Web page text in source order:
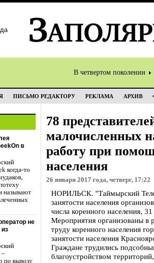
В четвертом поколении
ПИСЬМО РЕДАКТОРУ РЕКЛАМА АРХИВ
в
когда-то
называют
не
–
по вывозу
78
малочисленных
работу при
населения
26 января 2017 года, четверг, 17:22
НОРИЛЬСК. "Таймырский
занятости населения
числа коренного населения,
Мероприятия организованы
труду коренного населения
занятости населения
Граждане трудились
благоустройством